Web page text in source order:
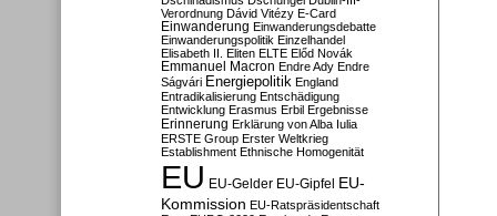
Verordnung Dávid Vitézy E-Card
Einwanderung Einwanderungsdebatte
Einwanderungspolitik Einzelhandel
Elisabeth II. Eliten ELTE Előd Novák
Emmanuel Macron Endre Ady Endre
Ságvári Energiepolitik England
Entradikalisierung Entschädigung
Entwicklung Erasmus Erbil Ergebnisse
Erinnerung Erklärung von Alba Iulia
ERSTE Group Erster Weltkrieg
Establishment Ethnische Homogenität
EU EU-Gelder EU-Gipfel EU-
Kommission EU-Ratspräsidentschaft